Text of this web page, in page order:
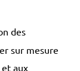
des
sur mesure
aux